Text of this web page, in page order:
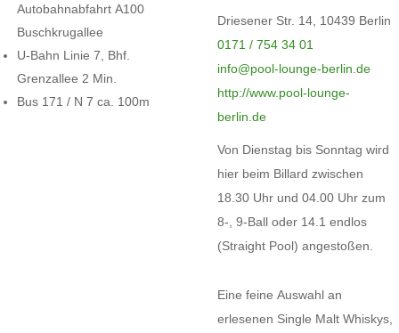
Autobahnabfahrt A100
Buschkrugallee
U-Bahn Linie 7, Bhf.
Grenzallee 2 Min.
Bus 171 / N 7 ca. 100m
Driesener Str. 14, 10439 Berlin
0171 / 754 34 01
info@pool-lounge-berlin.de
http://www.pool-lounge-
berlin.de
Von Dienstag bis Sonntag wird
hier beim Billard zwischen
18.30 Uhr und 04.00 Uhr zum
8-, 9-Ball oder 14.1 endlos
(Straight Pool) angestoßen.
Eine feine Auswahl an
erlesenen Single Malt Whiskys,